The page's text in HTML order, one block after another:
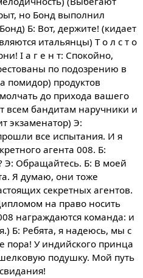
но Бонд выполнил
Б: Вот, держите! (кидает
итальянцы) Т о л с т о
I а г е н т: Спокойно,
по подозрению в
помидор) продуктов
до прихода вашего
всем бандитам наручники и
экзаменатор) Э:
все испытания. И я
агента 008. Б:
Э: Обращайтесь. Б: В моей
Я думаю, они тоже
секретных агентов.
на право носить
награждаются команда: и
Б: Ребята, я надеюсь, мы с
пора! У индийского принца
подушку. Мой путь